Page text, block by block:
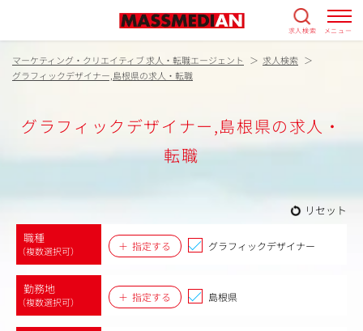
求人検索 メニュー
マーケティング・クリエイティブ 求人・転職エージェント
求人検索
グラフィックデザイナー,島根県の求人・転職
グラフィックデザイナー,島根県の求人・
転職
リセット
職種
（複数選択可） 指定する グラフィックデザイナー
勤務地
（複数選択可） 指定する 島根県